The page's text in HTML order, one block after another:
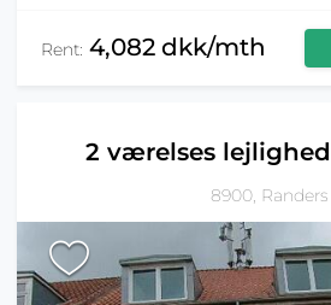
Rent: 4,082 dkk/mth
2 værelses
8900, Randers